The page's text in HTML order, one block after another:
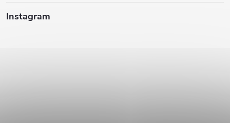
Instagram